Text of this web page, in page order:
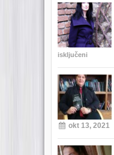
isključeni
okt 13, 2021